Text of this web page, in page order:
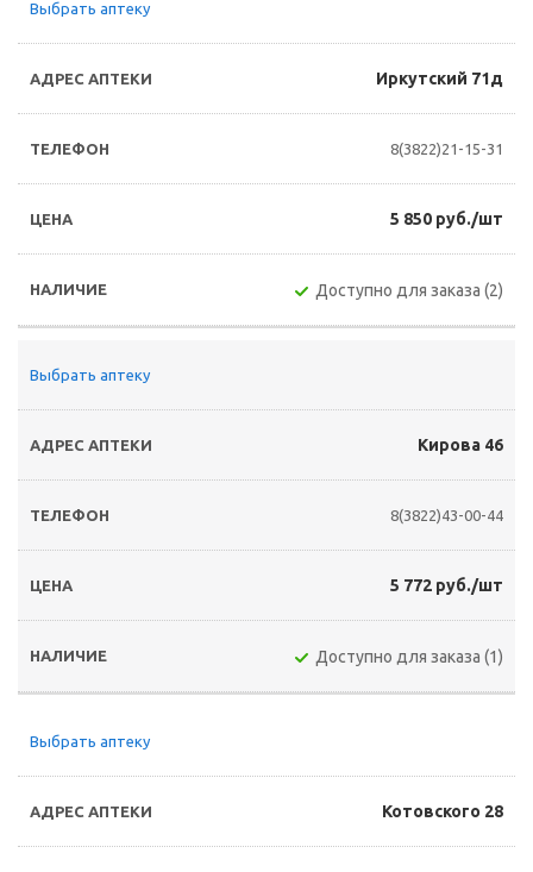
Выбрать аптеку
Иркутский 71д
8(3822)21-15-31
5 850 руб./шт
Доступно для заказа (2)
Выбрать аптеку
Кирова 46
8(3822)43-00-44
5 772 руб./шт
Доступно для заказа (1)
Выбрать аптеку
Котовского 28